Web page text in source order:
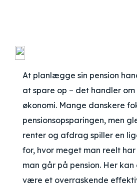
At planlægge sin pension
at spare op – det handler
økonomi. Mange danskere
pensionsopsparingen, men
renter og afdrag spiller en
for, hvor meget man reelt
man går på pension. Her
være et overraskende